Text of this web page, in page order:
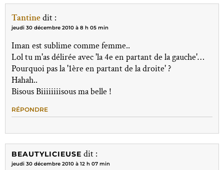
Tantinedit :
jeudi 30 décembre 2010 à 8 h 05 min
Iman est sublime comme femme..
Lol tu m'as délirée avec 'la 4e en partant de la gauche'…
Pourquoi pas la '1ère en partant de la droite' ?
Hahah..
Bisous Biiiiiiiisous ma belle !
RÉPONDRE
BEAUTYLICIEUSE dit :
jeudi 30 décembre 2010 à 12 h 07 min